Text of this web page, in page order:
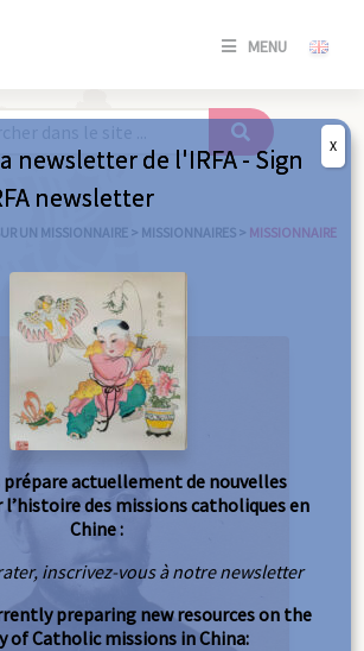
MENU
SE
/
UN MISSIONNAIRE > MISSIONNAIRES > MISSIONNAIRE
newsletter de l'IRFA - Sign
newsletter
prépare actuellement de nouvelles
l’histoire des missions catholiques en
Chine :
inscrivez-vous à notre newsletter
preparing new resources on the
of Catholic missions in China:
X